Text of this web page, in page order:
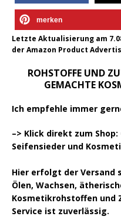
merken
Letzte Aktualisierung am
der Amazon Product
ROHSTOFFE UND
GEMACHTE
Ich empfehle immer
–> Klick direkt zum
Seifensieder und
Hier erfolgt der Versand
Ölen, Wachsen,
Kosmetikrohstoffen und
Service ist zuverlässig.